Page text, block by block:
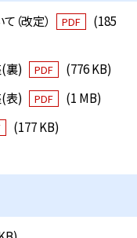
（改定） PDF
(185
(裏)
PDF
(776 KB)
(表)
PDF
(1 MB)
(177 KB)